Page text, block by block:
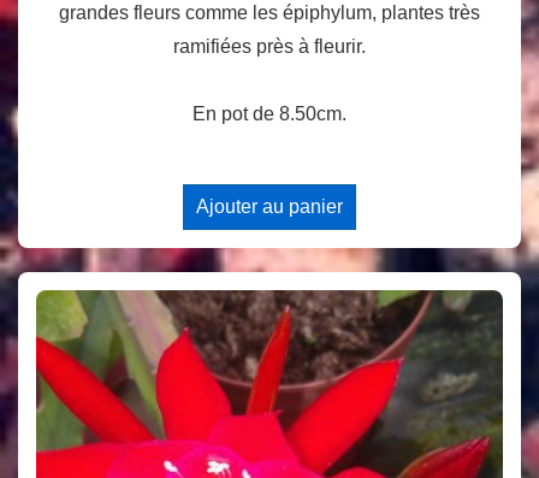
grandes fleurs comme les épiphylum, plantes très
ramifiées près à fleurir.
En pot de 8.50cm.
Ajouter au panier